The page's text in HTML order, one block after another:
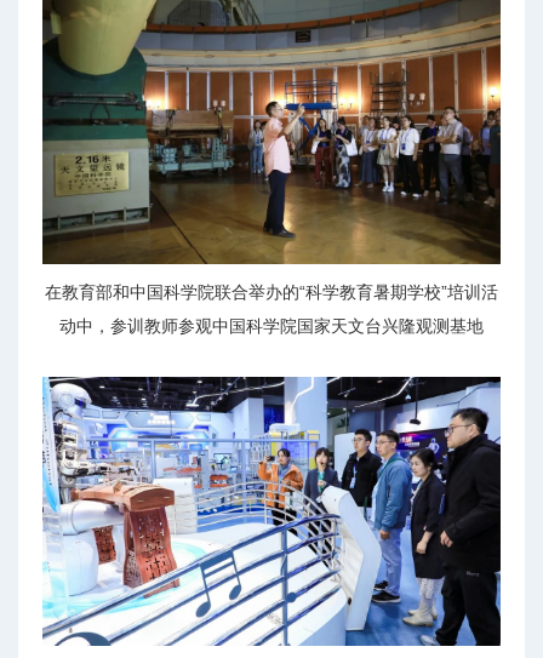
在教育部和中国科学院联合举办的“科学教育暑期学校”培训活
动中，参训教师参观中国科学院国家天文台兴隆观测基地